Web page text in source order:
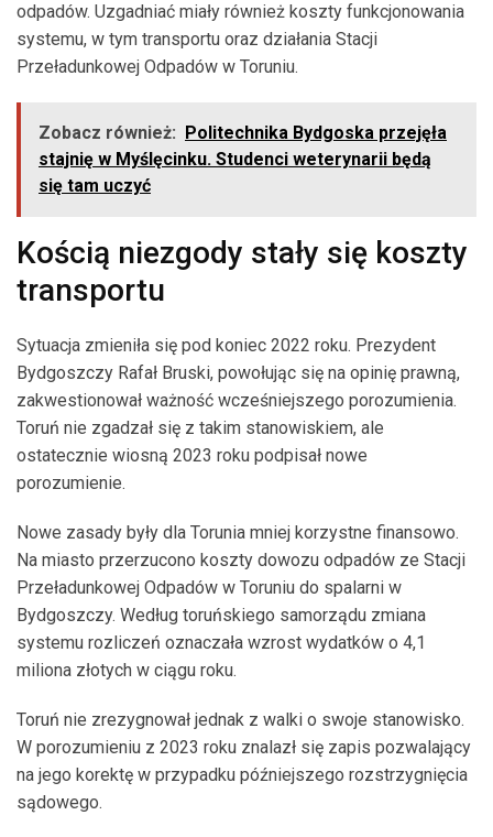
odpadów. Uzgadniać miały również koszty funkcjonowania
systemu, w tym transportu oraz działania Stacji
Przeładunkowej Odpadów w Toruniu.
Zobacz również: Politechnika Bydgoska przejęła
stajnię w Myślęcinku. Studenci weterynarii będą
się tam uczyć
Kością niezgody stały się koszty
transportu
Sytuacja zmieniła się pod koniec 2022 roku. Prezydent
Bydgoszczy Rafał Bruski, powołując się na opinię prawną,
zakwestionował ważność wcześniejszego porozumienia.
Toruń nie zgadzał się z takim stanowiskiem, ale
ostatecznie wiosną 2023 roku podpisał nowe
porozumienie.
Nowe zasady były dla Torunia mniej korzystne finansowo.
Na miasto przerzucono koszty dowozu odpadów ze Stacji
Przeładunkowej Odpadów w Toruniu do spalarni w
Bydgoszczy. Według toruńskiego samorządu zmiana
systemu rozliczeń oznaczała wzrost wydatków o 4,1
miliona złotych w ciągu roku.
Toruń nie zrezygnował jednak z walki o swoje stanowisko.
W porozumieniu z 2023 roku znalazł się zapis pozwalający
na jego korektę w przypadku późniejszego rozstrzygnięcia
sądowego.